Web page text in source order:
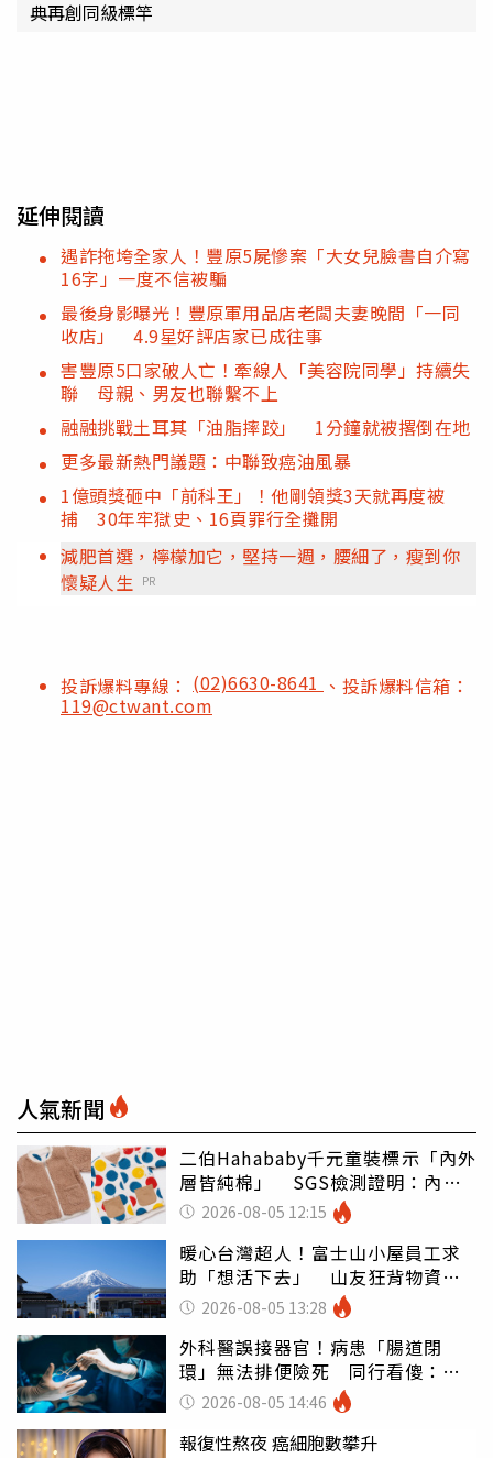
典再創同級標竿
延伸閱讀
遇詐拖垮全家人！豐原5屍慘案「大女兒臉書自介寫
16字」一度不信被騙
最後身影曝光！豐原軍用品店老闆夫妻晚間「一同
收店」 4.9星好評店家已成往事
害豐原5口家破人亡！牽線人「美容院同學」持續失
聯 母親、男友也聯繫不上
融融挑戰土耳其「油脂摔跤」 1分鐘就被撂倒在地
更多最新熱門議題：中聯致癌油風暴
1億頭獎砸中「前科王」！他剛領獎3天就再度被
捕 30年牢獄史、16頁罪行全攤開
減肥首選，檸檬加它，堅持一週，腰細了，瘦到你
懷疑人生
PR
投訴爆料專線： (02)6630-8641 、投訴爆料信箱：
119@ctwant.com
人氣新聞
二伯Hahababy千元童裝標示「內外
層皆純棉」 SGS檢測證明：內裡
100%聚酯纖維
2026-08-05 12:15
暖心台灣超人！富士山小屋員工求
助「想活下去」 山友狂背物資上
山：台灣真的是寶島
2026-08-05 13:28
外科醫誤接器官！病患「腸道閉
環」無法排便險死 同行看傻：糟
糕至極
2026-08-05 14:46
報復性熬夜 癌細胞數攀升